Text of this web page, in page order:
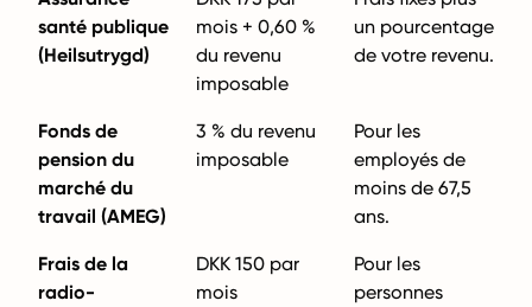
santé publique
(Heilsutrygd)
mois + 0,60 %
du revenu
imposable
un pourcentage
de votre revenu.
Fonds de
pension du
marché du
travail (AMEG)
3 % du revenu
imposable
Pour les
employés de
moins de 67,5
ans.
Frais de la
radio-
DKK 150 par
mois
Pour les
personnes